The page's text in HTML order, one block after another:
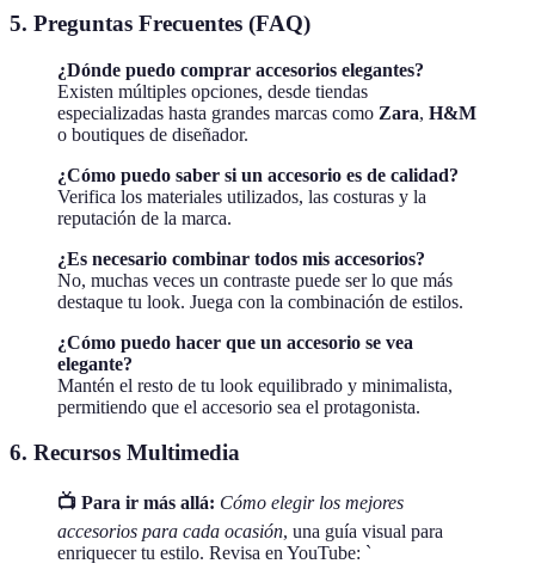
5. Preguntas Frecuentes (FAQ)
¿Dónde puedo comprar accesorios elegantes?
Existen múltiples opciones, desde tiendas
especializadas hasta grandes marcas como Zara, H&M
o boutiques de diseñador.
¿Cómo puedo saber si un accesorio es de calidad?
Verifica los materiales utilizados, las costuras y la
reputación de la marca.
¿Es necesario combinar todos mis accesorios?
No, muchas veces un contraste puede ser lo que más
destaque tu look. Juega con la combinación de estilos.
¿Cómo puedo hacer que un accesorio se vea
elegante?
Mantén el resto de tu look equilibrado y minimalista,
permitiendo que el accesorio sea el protagonista.
6. Recursos Multimedia
📺 Para ir más allá: Cómo elegir los mejores
accesorios para cada ocasión, una guía visual para
enriquecer tu estilo. Revisa en YouTube: `